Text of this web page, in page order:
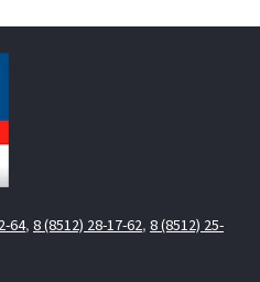
64, 8 (8512) 28-17-62, 8 (8512) 25-